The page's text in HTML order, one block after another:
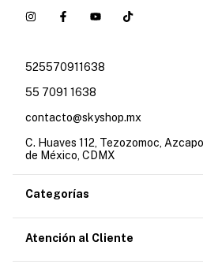
525570911638
55 7091 1638
contacto@skyshop.mx
C. Huaves 112, Tezozomoc,
de México, CDMX
Categorías
Atención al Cliente